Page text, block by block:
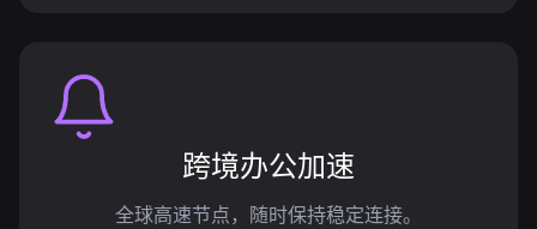
跨境办公加速
全球高速节点，随时保持稳定连接。